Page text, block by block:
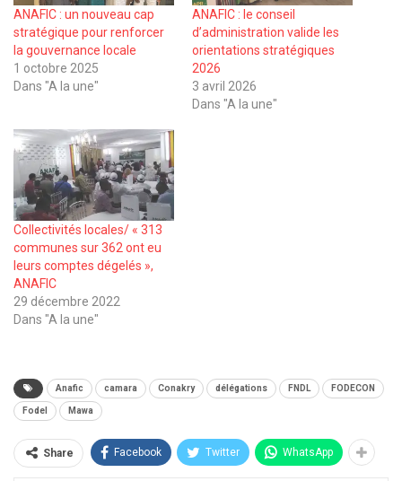
ANAFIC : un nouveau cap
stratégique pour renforcer
la gouvernance locale
1 octobre 2025
Dans "A la une"
ANAFIC : le conseil
d’administration valide les
orientations stratégiques
2026
3 avril 2026
Dans "A la une"
Collectivités locales/ « 313
communes sur 362 ont eu
leurs comptes dégelés »,
ANAFIC
29 décembre 2022
Dans "A la une"
Anafic camara Conakry délégations FNDL FODECON
Fodel Mawa
Share Facebook Twitter WhatsApp